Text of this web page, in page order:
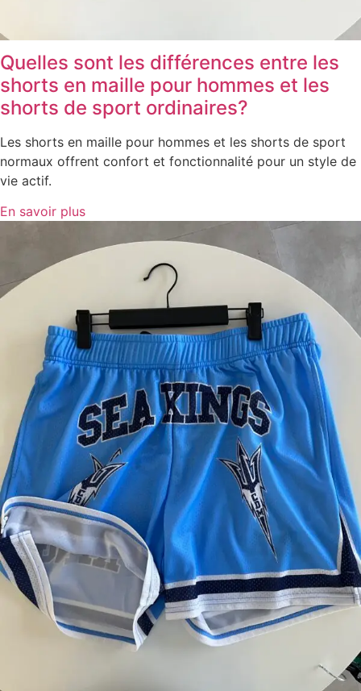
Quelles sont les différences entre les
shorts en maille pour hommes et les
shorts de sport ordinaires?
Les shorts en maille pour hommes et les shorts de sport
normaux offrent confort et fonctionnalité pour un style de
vie actif.
En savoir plus